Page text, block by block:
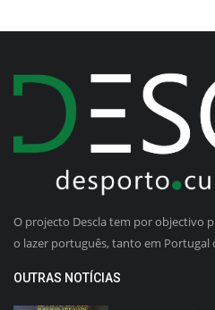
O projecto Descla tem por objectivo
o lazer português, tanto em
OUTRAS NOTÍCIAS